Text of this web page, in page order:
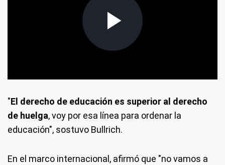
"El derecho de educación es superior al derecho
de huelga, voy por esa línea para ordenar la
educación", sostuvo Bullrich.
En el marco internacional, afirmó que "no vamos a